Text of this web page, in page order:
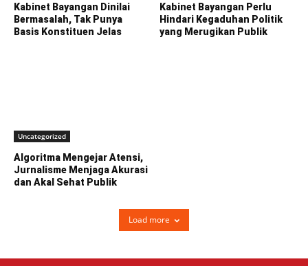
Kabinet Bayangan Dinilai
Bermasalah, Tak Punya
Basis Konstituen Jelas
Kabinet Bayangan Perlu
Hindari Kegaduhan Politik
yang Merugikan Publik
Uncategorized
Algoritma Mengejar Atensi,
Jurnalisme Menjaga Akurasi
dan Akal Sehat Publik
Load more